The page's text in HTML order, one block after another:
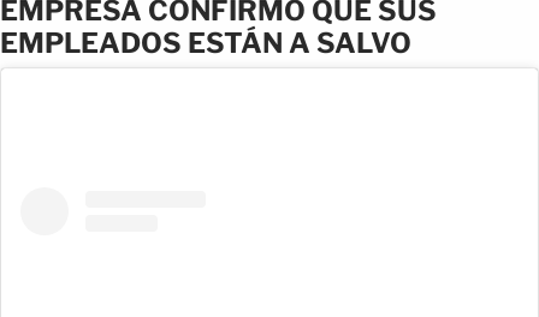
EMPRESA CONFIRMÓ QUE SUS
EMPLEADOS ESTÁN A SALVO